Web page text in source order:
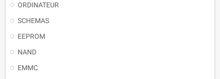
ORDINATEUR
SCHEMAS
EEPROM
NAND
EMMC